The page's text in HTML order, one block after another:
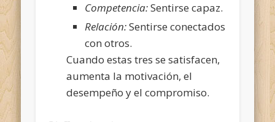
Competencia:Sentirse capaz.
Relación:Sentirse conectados
con otros.
Cuando estas tres se satisfacen,
aumenta la motivación, el
desempeño y el compromiso.